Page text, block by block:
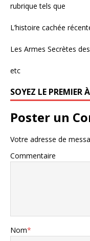
rubrique tels que
L’histoire cachée
Les Armes Secrètes
etc
SOYEZ LE PREMIER
Poster un
Votre adresse de
Commentaire
Nom*